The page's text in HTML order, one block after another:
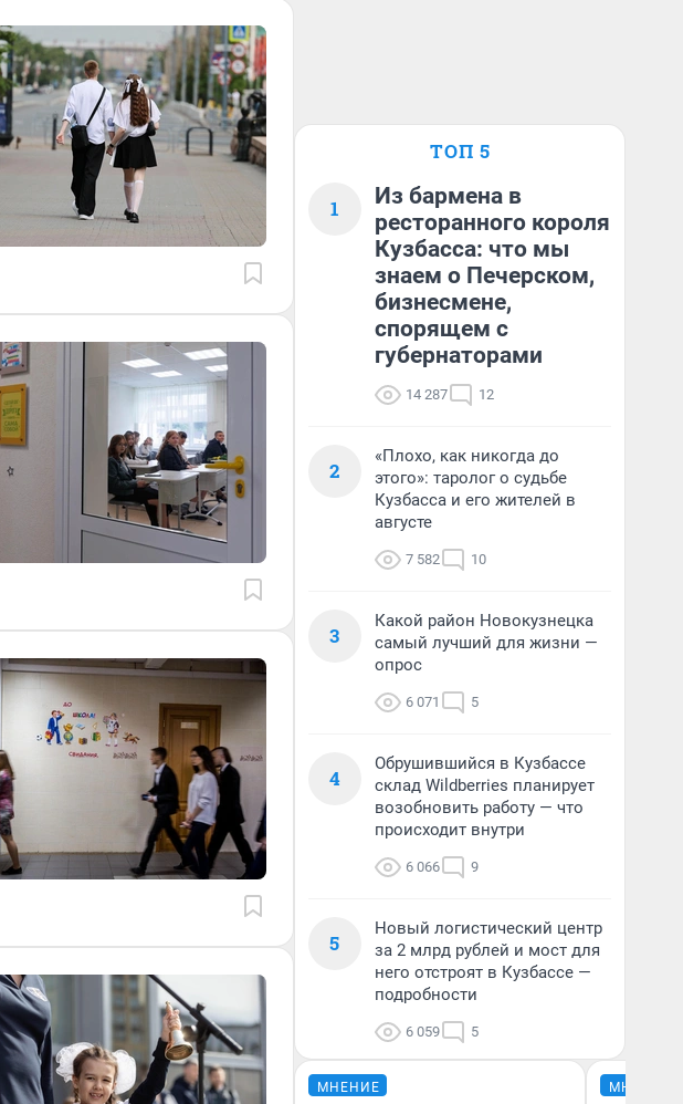
ТОП 5
1
Из бармена в
ресторанного короля
Кузбасса: что мы
знаем о Печерском,
бизнесмене,
спорящем с
губернаторами
14 287 12
2
«Плохо, как никогда до
этого»: таролог о судьбе
Кузбасса и его жителей в
августе
7 582 10
3
Какой район Новокузнецка
самый лучший для жизни —
опрос
6 071 5
4
Обрушившийся в Кузбассе
склад Wildberries планирует
возобновить работу — что
происходит внутри
6 066 9
5
Новый логистический центр
за 2 млрд рублей и мост для
него отстроят в Кузбассе —
подробности
6 059 5
МНЕНИЕ МНЕНИЕ